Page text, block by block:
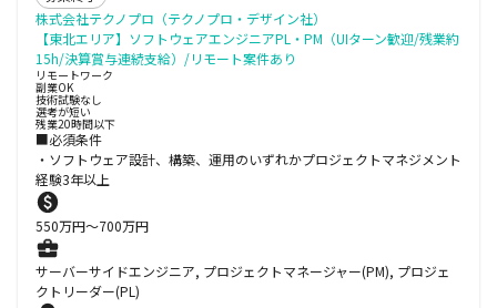
株式会社テクノプロ（テクノプロ・デザイン社）
【東北エリア】ソフトウェアエンジニアPL・PM（UIターン歓迎/残業約
15h/決算賞与連続支給）/リモート案件あり
リモートワーク
副業OK
技術試験なし
選考が短い
残業20時間以下
■必須条件
・ソフトウェア設計、構築、運用のいずれかプロジェクトマネジメント
経験3年以上
550万円〜700万円
サーバーサイドエンジニア, プロジェクトマネージャー(PM), プロジェ
クトリーダー(PL)